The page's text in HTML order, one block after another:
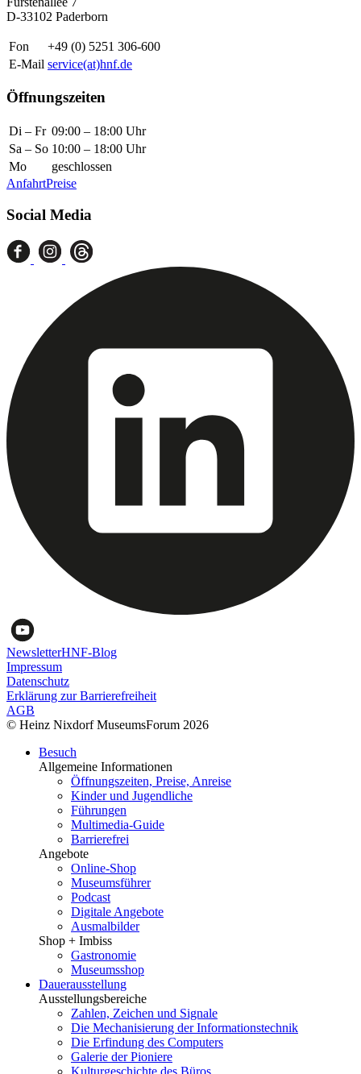
D-33102 Paderborn
Fon
+49 (0) 5251 306-600
E-Mail service(at)hnf.de
Öffnungszeiten
Di – Fr 09:00 – 18:00 Uhr
Sa – So 10:00 – 18:00 Uhr
Mo
geschlossen
AnfahrtPreise
Social Media
NewsletterHNF-Blog
Impressum
Datenschutz
Erklärung zur Barrierefreiheit
AGB
© Heinz Nixdorf MuseumsForum 2026
Besuch
Allgemeine Informationen
Öffnungszeiten, Preise, Anreise
Kinder und Jugendliche
Führungen
Multimedia-Guide
Barrierefrei
Angebote
Online-Shop
Museumsführer
Podcast
Digitale Angebote
Ausmalbilder
Shop + Imbiss
Gastronomie
Museumsshop
Dauerausstellung
Ausstellungsbereiche
Zahlen, Zeichen und Signale
Die Mechanisierung der Informationstechnik
Die Erfindung des Computers
Galerie der Pioniere
Kulturgeschichte des Büros